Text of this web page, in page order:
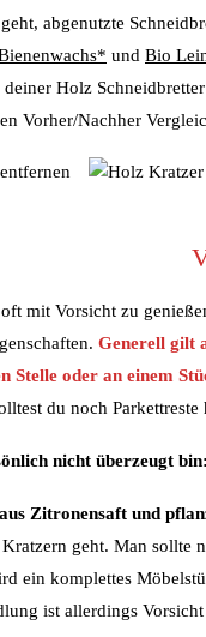
abgenutzte
und Bio
Holz
Vorher/Nachher
mit Vorsicht zu
Generell gilt
Stelle oder an einem
du noch
nicht überzeugt bin:
Zitronensaft und
geht. Man sollte
ein komplettes
ist allerdings Vorsicht